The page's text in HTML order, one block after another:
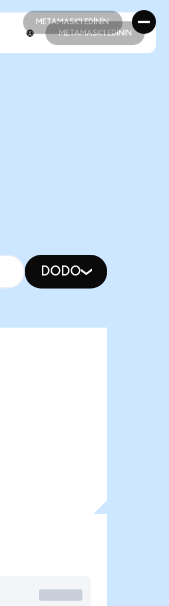
METAMASK'I EDİNİN
METAMASK'I EDİNİN
METAMASK'I EDİNİN
DODO